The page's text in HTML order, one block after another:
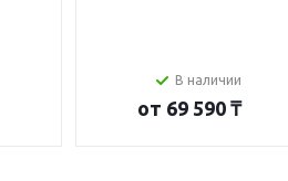
В наличии
от 69 590 ₸